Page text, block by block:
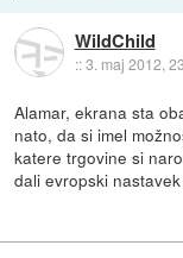
WildChild
::3. maj 2012,
Alamar, ekrana sta
nato, da si imel
katere trgovine si
dali evropski